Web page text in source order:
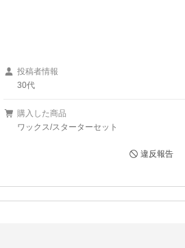
投稿者情報
30代
購入した商品
ワックス/スターターセット
違反報告